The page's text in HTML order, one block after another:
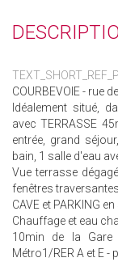
COURBEVOIE - rue
Idéalement situé,
avec TERRASSE
entrée, grand
bain, 1 salle d'eau
Vue terrasse
fenêtres traversantes
CAVE et PARKING
Chauffage et eau
10min de la Gare
Métro1/RER A et E -